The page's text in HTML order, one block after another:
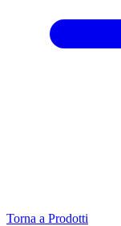
Torna a Prodotti